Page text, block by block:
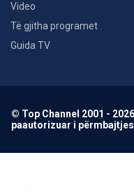
Video
Të gjitha programet
Guida TV
© Top Channel 2001 -
paautorizuar i